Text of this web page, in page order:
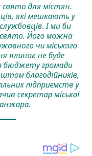
для містян.
які мешкають у
І ми би
свято. Його можна
чи міського
ялинок не буде
бюджету громади
благодійників,
підприємств у
секретар міської